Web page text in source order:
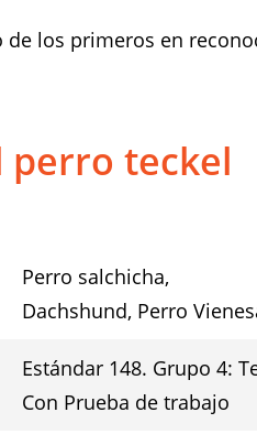
de los primeros en
perro teckel
Perro salchicha,
Dachshund, Perro
Estándar 148. Grupo 4:
Con Prueba de trabajo